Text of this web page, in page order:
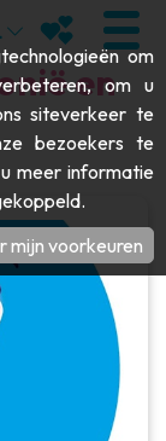
VOOR
MIJN
en
om
om u
siteverkeer te
bezoekers te
meer informatie
mijn voorkeuren